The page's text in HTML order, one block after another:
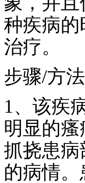
种疾病
治疗。
步骤/方法
1、该疾
明显的
抓挠患
的病情